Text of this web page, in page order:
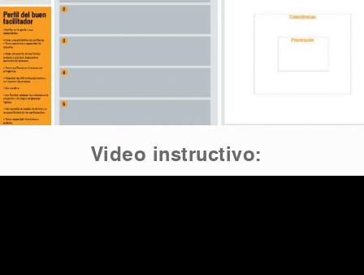
Video instructivo: